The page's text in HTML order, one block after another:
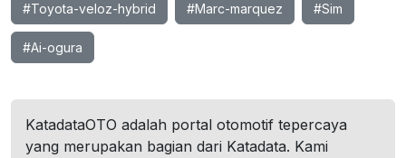
#Toyota-veloz-hybrid #Marc-marquez #Sim
#Ai-ogura
KatadataOTO adalah portal otomotif tepercaya
yang merupakan bagian dari Katadata. Kami